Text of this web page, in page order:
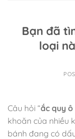
Bạn đã
loại
Câu hỏi “ắc quy
khoăn của nhiều
bánh đang có